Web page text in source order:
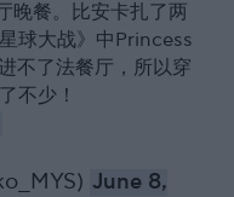
晚餐。比安卡扎了两
球大战》中Princess
不了法餐厅，所以穿
不少！
June 8,